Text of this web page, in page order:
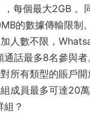
，每個最大2GB
的數據傳輸限制。
人數不限，
話最多8名參與者
所有類型的賬戶
成員最多可達20
？